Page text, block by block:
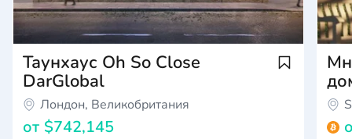
Таунхаус Oh So Close
DarGlobal
Лондон, Великобритания
от $742,145